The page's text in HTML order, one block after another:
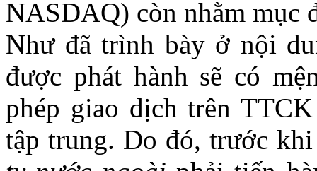
NASDAQ) còn nhằm mục
Như đã trình bày ở nội
được phát hành sẽ có
phép giao dịch trên
tập trung. Do đó, trước